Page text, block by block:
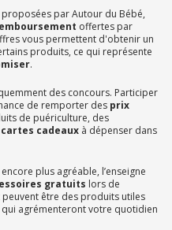
par Autour du Bébé,
offertes par
vous permettent d'obtenir un
produits, ce qui représente
.
des concours. Participer
de remporter des prix
de puériculture, des
cartes cadeaux à dépenser dans
plus agréable, l’enseigne
gratuits lors de
peuvent être des produits utiles
qui agrémenteront votre quotidien